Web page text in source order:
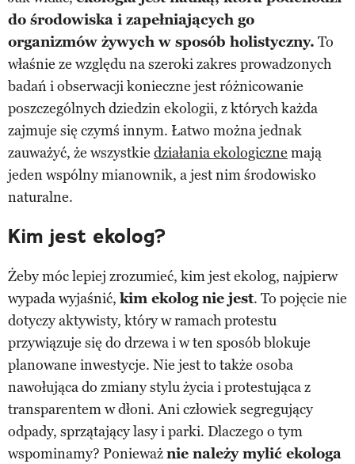
do środowiska i zapełniających go
organizmów żywych w sposób holistyczny. To
właśnie ze względu na szeroki zakres prowadzonych
badań i obserwacji konieczne jest różnicowanie
poszczególnych dziedzin ekologii, z których każda
zajmuje się czymś innym. Łatwo można jednak
zauważyć, że wszystkie działania ekologiczne mają
jeden wspólny mianownik, a jest nim środowisko
naturalne.
Kim jest ekolog?
Żeby móc lepiej zrozumieć, kim jest ekolog, najpierw
wypada wyjaśnić, kim ekolog nie jest. To pojęcie nie
dotyczy aktywisty, który w ramach protestu
przywiązuje się do drzewa i w ten sposób blokuje
planowane inwestycje. Nie jest to także osoba
nawołująca do zmiany stylu życia i protestująca z
transparentem w dłoni. Ani człowiek segregujący
odpady, sprzątający lasy i parki. Dlaczego o tym
wspominamy? Ponieważnie należy mylić ekologa